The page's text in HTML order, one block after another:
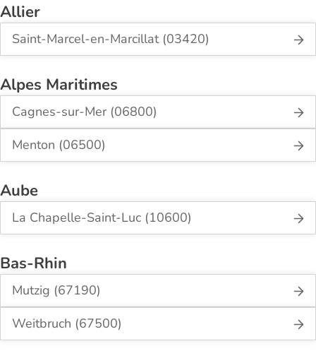
Allier
Saint-Marcel-en-Marcillat (03420)
Alpes Maritimes
Cagnes-sur-Mer (06800)
Menton (06500)
Aube
La Chapelle-Saint-Luc (10600)
Bas-Rhin
Mutzig (67190)
Weitbruch (67500)